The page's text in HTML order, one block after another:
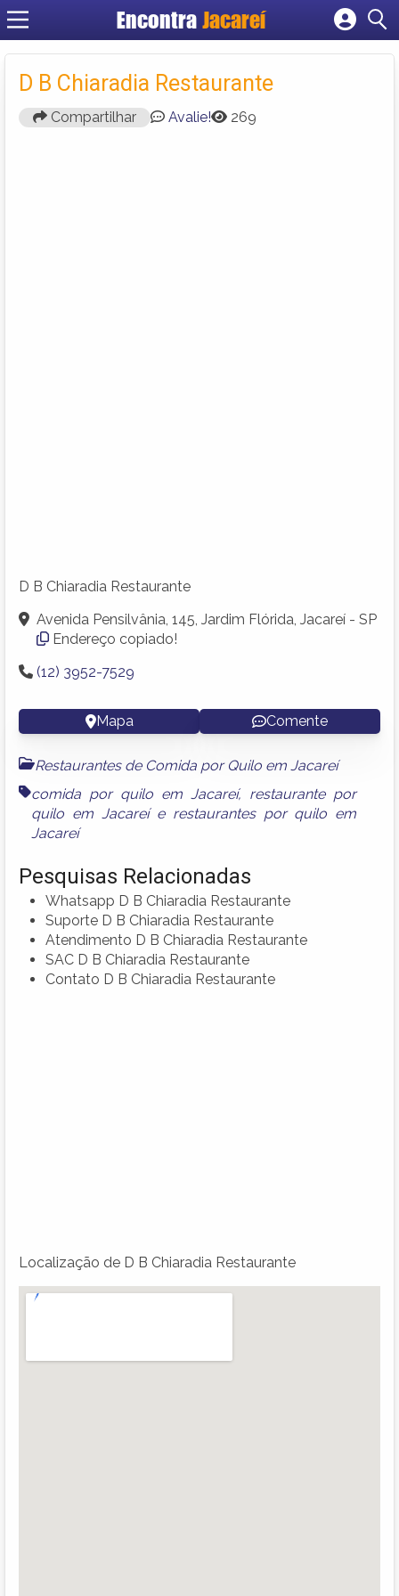
Encontra Jacareí
Cadastrar empresa
Criar conta
D B Chiaradia Restaurante
Compartilhar Avalie! 269
D B Chiaradia Restaurante
Avenida Pensilvânia, 145, Jardim Flórida, Jacareí - SP
Endereço copiado!
(12) 3952-7529
Mapa Comente
Restaurantes de Comida por Quilo em Jacareí
comida por quilo em Jacareí, restaurante por
quilo em Jacareíe restaurantes por quilo em
Jacareí
Pesquisas Relacionadas
Whatsapp D B Chiaradia Restaurante
Suporte D B Chiaradia Restaurante
Atendimento D B Chiaradia Restaurante
SAC D B Chiaradia Restaurante
Contato D B Chiaradia Restaurante
Localização de D B Chiaradia Restaurante